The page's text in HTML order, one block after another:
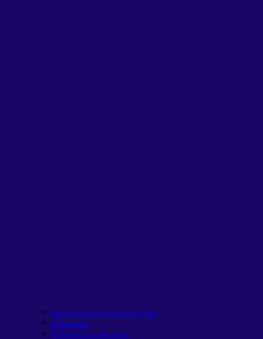
Ebook Da Meta Ao Investimento 2026
Onde investir
Onde investir em Renda Fixa